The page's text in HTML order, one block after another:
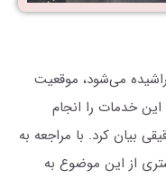
می‌شود، موقعیت
خدمات را انجام
بیان کرد. با مراجعه به
از این موضوع به